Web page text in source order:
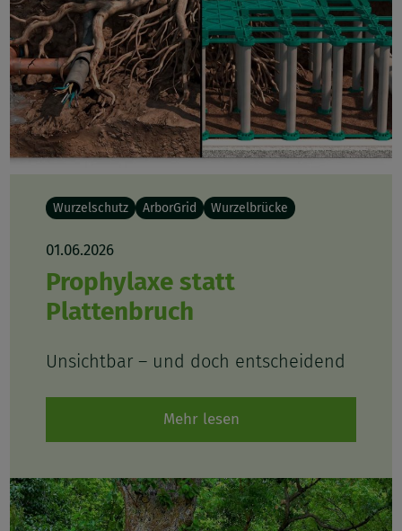
Wurzelschutz ArborGrid Wurzelbrücke
01.06.2026
Prophylaxe statt
Plattenbruch
Unsichtbar – und doch entscheidend
Mehr lesen